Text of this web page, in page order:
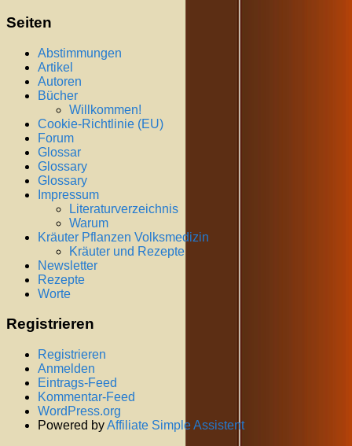
Seiten
Abstimmungen
Artikel
Autoren
Bücher
Willkommen!
Cookie-Richtlinie (EU)
Forum
Glossar
Glossary
Glossary
Impressum
Literaturverzeichnis
Warum
Kräuter Pflanzen Volksmedizin
Kräuter und Rezepte
Newsletter
Rezepte
Worte
Registrieren
Registrieren
Anmelden
Eintrags-Feed
Kommentar-Feed
WordPress.org
Powered byAffiliate Simple Assistent